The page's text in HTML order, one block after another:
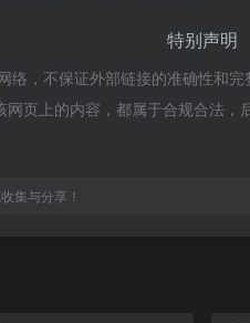
特别声明
络，不保证外部链接的准确性和
页上的内容，都属于合规合法
集与分享！